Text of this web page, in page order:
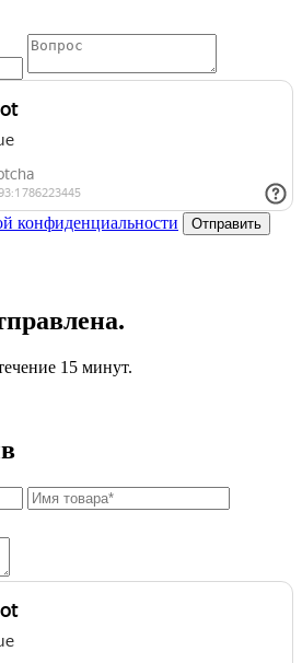
конфиденциальности Отправить
15 минут.